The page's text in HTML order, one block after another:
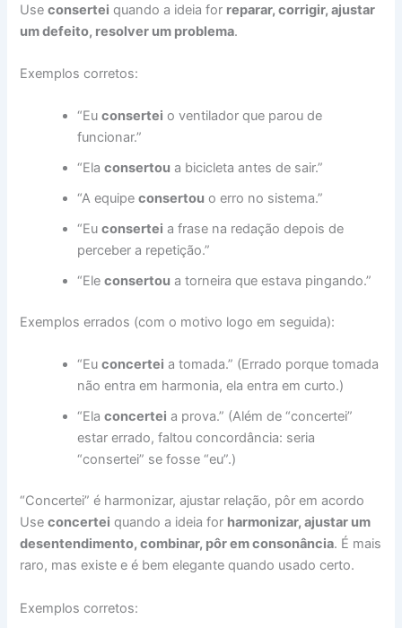
Useconsertei quando a ideia for reparar, corrigir, ajustar
um defeito, resolver um problema.
Exemplos corretos:
“Euconsertei o ventilador que parou de
funcionar.”
“Elaconsertou a bicicleta antes de sair.”
“A equipeconsertou o erro no sistema.”
“Euconsertei a frase na redação depois de
perceber a repetição.”
“Eleconsertou a torneira que estava pingando.”
Exemplos errados (com o motivo logo em seguida):
“Euconcertei a tomada.” (Errado porque tomada
não entra em harmonia, ela entra em curto.)
“Elaconcertei a prova.” (Além de “concertei”
estar errado, faltou concordância: seria
“consertei” se fosse “eu”.)
“Concertei” é harmonizar, ajustar relação, pôr em acordo
Useconcertei quando a ideia for harmonizar, ajustar um
desentendimento, combinar, pôr em consonância. É mais
raro, mas existe e é bem elegante quando usado certo.
Exemplos corretos: